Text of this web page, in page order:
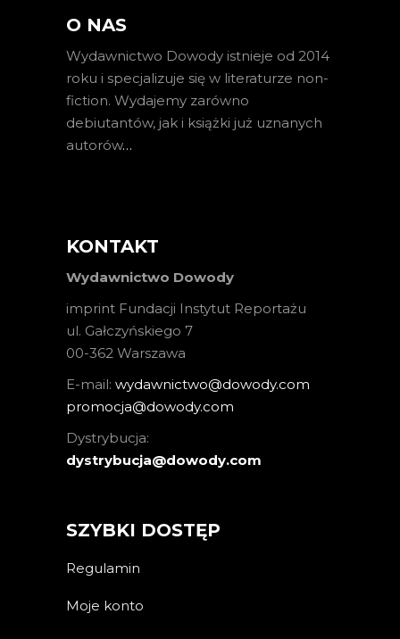
O NAS
Wydawnictwo Dowody istnieje od 2014
roku i specjalizuje się w literaturze non-
fiction. Wydajemy zarówno
debiutantów, jak i książki już uznanych
autorów…
KONTAKT
Wydawnictwo Dowody
imprint Fundacji Instytut Reportażu
ul. Gałczyńskiego 7
00-362 Warszawa
E-mail: wydawnictwo@dowody.com
promocja@dowody.com
Dystrybucja:
dystrybucja@dowody.com
SZYBKI DOSTĘP
Regulamin
Moje konto